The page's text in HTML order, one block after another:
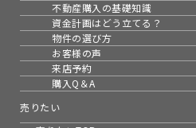
不動産購入の基礎知識
資金計画はどう立てる？
物件の選び方
お客様の声
来店予約
購入Q＆A
売りたい